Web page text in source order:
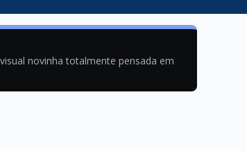
novinha totalmente pensada em